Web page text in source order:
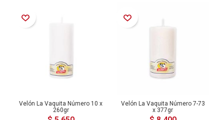
Añadir a la Lista de Deseos
Velón La Vaquita Número 10 x
260gr
Añadir a la Lista de Deseos
Velón La Vaquita Número 7-73
x 377gr